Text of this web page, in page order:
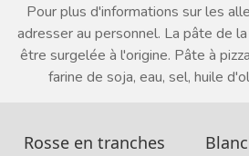
Pour plus d'informations sur les
adresser au personnel. La pâte de
être surgelée à l'origine. Pâte à
farine de soja, eau, sel, huile
Rosse en tranches